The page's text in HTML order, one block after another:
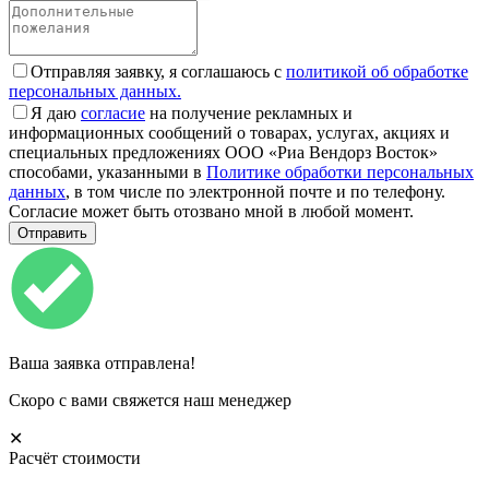
Отправляя заявку, я соглашаюсь с политикой об обработке
персональных данных.
Я даю согласие на получение рекламных и
информационных сообщений о товарах, услугах, акциях и
специальных предложениях ООО «Риа Вендорз Восток»
способами, указанными в Политике обработки персональных
данных, в том числе по электронной почте и по телефону.
Согласие может быть отозвано мной в любой момент.
Ваша заявка отправлена!
Скоро с вами свяжется наш менеджер
✕
Расчёт стоимости